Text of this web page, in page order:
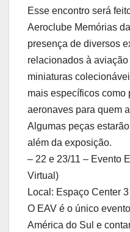
Esse encontro será
Aeroclube Memórias
presença de diversos
relacionados à
miniaturas
mais específicos como
aeronaves para quem
Algumas peças
além da exposição.
– 22 e 23/11 – Evento
Virtual)
Local: Espaço Center
O EAV é o único
América do Sul e